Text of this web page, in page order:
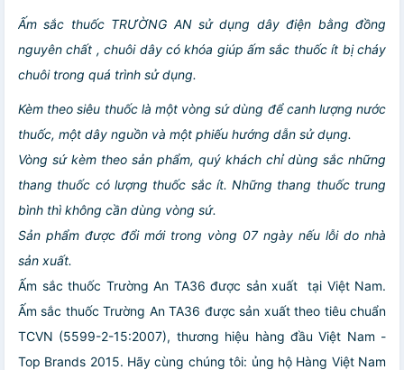
Ấm sắc thuốc TRƯỜNG AN sử dụng dây điện bằng đồng
nguyên chất , chuôi dây có khóa giúp ấm sắc thuốc ít bị cháy
chuôi trong quá trình sử dụng.
Kèm theo siêu thuốc là một vòng sứ dùng để canh lượng nước
thuốc, một dây nguồn và một phiếu hướng dẫn sử dụng.
Vòng sứ kèm theo sản phẩm, quý khách chỉ dùng sắc những
thang thuốc có lượng thuốc sắc ít. Những thang thuốc trung
bình thì không cần dùng vòng sứ.
Sản phẩm được đổi mới trong vòng 07 ngày nếu lỗi do nhà
sản xuất.
Ấm sắc thuốc Trường An TA36 được sản xuất tại Việt Nam.
Ấm sắc thuốc Trường An TA36 được sản xuất theo tiêu chuẩn
TCVN (5599-2-15:2007), thương hiệu hàng đầu Việt Nam -
Top Brands 2015. Hãy cùng chúng tôi: ủng hộ Hàng Việt Nam